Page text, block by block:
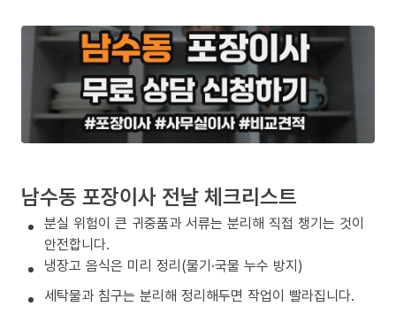
남수동 포장이사 전날 체크리스트
분실 위험이 큰 귀중품과 서류는 분리해 직접 챙기는 것이
안전합니다.
냉장고 음식은 미리 정리(물기·국물 누수 방지)
세탁물과 침구는 분리해 정리해두면 작업이 빨라집니다.